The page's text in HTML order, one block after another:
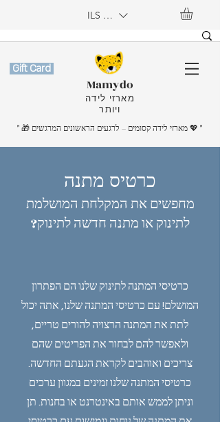
ILS (₪)
Gift Card
Mamydo
מארזי לידה
ויותר
" 🎁 מארזי לידה קסומים – לרגעים הראשונים המרגשים💖 "
כרטיס מתנה
מחפשים את המקלחת המושלמת
לתינוק או מתנה חדשה לתינוק?
כרטיסי המתנה לתינוק שלנו הם הפתרון
המושלם! עם כרטיסי המתנה שלנו, אתה יכול
לתת את המתנה הרצויה להורים טריים,
ולאפשר להם לבחור את הפריטים שהם
צריכים ואוהבים לקראת הגעתם החדשה.
כרטיסי המתנה שלנו זמינים במגוון ערכים
וניתן לממש אותם באינטרנט או בחנות. תן